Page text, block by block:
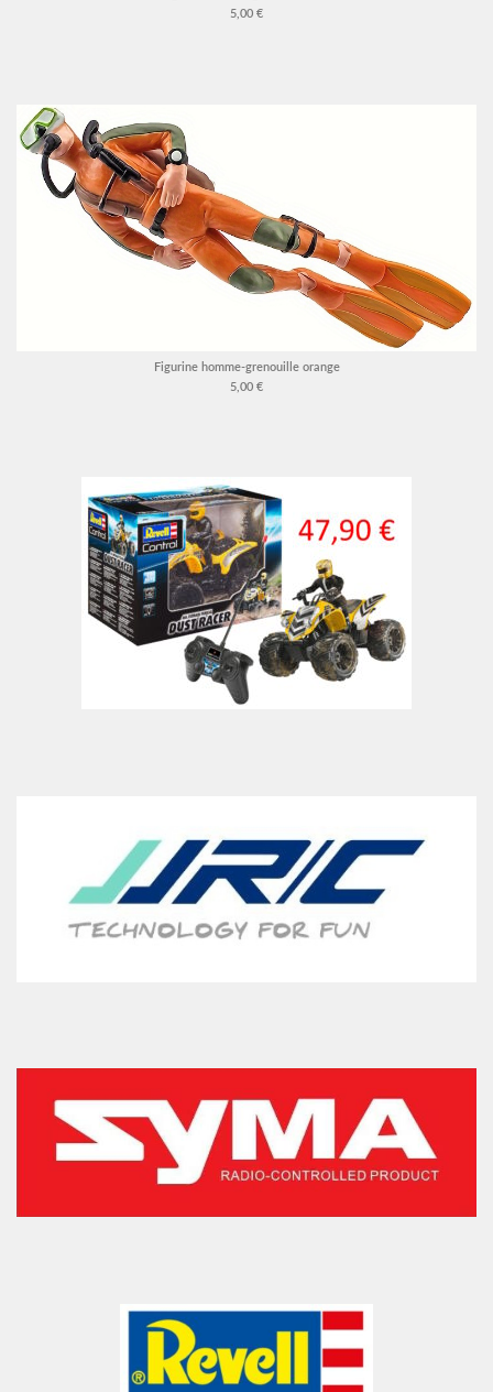
5,00 €
Figurine homme-grenouille orange
5,00 €